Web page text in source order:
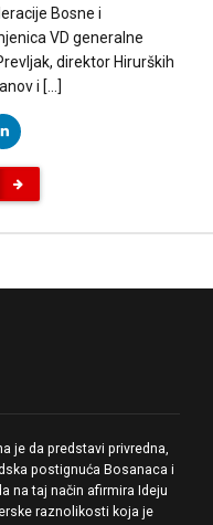
Bosne i
VD generalne
direktor Hirurških
i […]
je da predstavi privredna,
postignuća Bosanaca i
na taj način afirmira Ideju
raznolikosti koja je